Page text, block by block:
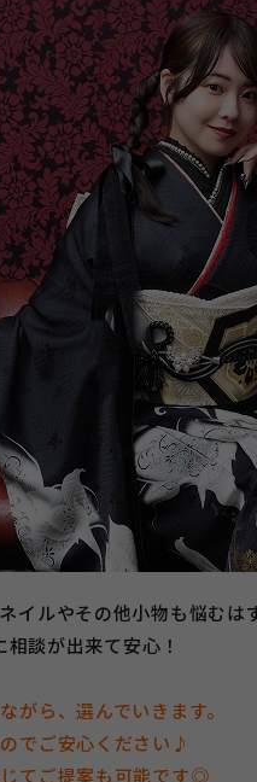
イルやその他小物も悩むは
談が出来て安心！
がら、選んでいきます。
でご安心ください♪
てご提案も可能です◎